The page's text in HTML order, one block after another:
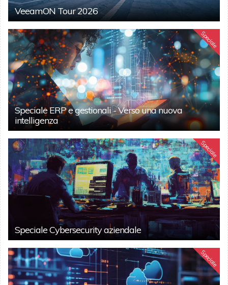
VeeamON Tour 2026
Speciale
Speciale ERP e gestionali - Verso una nuova
intelligenza
Speciale
Speciale Cybersecurity aziendale
Speciale